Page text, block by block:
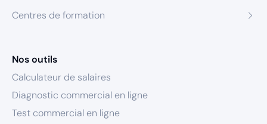
Centres de formation
Nos outils
Calculateur de salaires
Diagnostic commercial en ligne
Test commercial en ligne